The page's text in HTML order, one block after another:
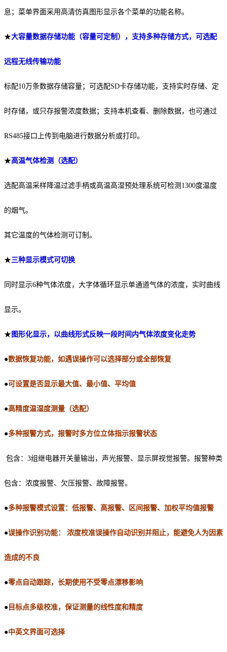
息；菜单界面采用高清仿真图形显示各个菜单的功能名称。
★大容量数据存储功能（容量可定制），支持多种存储方式，可选配
远程无线传输功能
标配10万条数据存储容量；可选配SD卡存储功能，支持实时存储、定
时存储，或只存报警浓度数据；支持本机查看、删除数据，也可通过
RS485接口上传到电脑进行数据分析或打印。
★高温气体检测 （选配）
选配高温采样降温过滤手柄或高温高湿预处理系统可检测 1300度温度
的烟气。
其它温度的气体检测可订制。
★三种显示模式可切换
同时显示6种气体浓度，大字体循环显示单通道气体的浓度，实时曲线
显示。
★图形化显示， 以曲线形式反映一段时间内气体浓度变化走势
●数据恢复功能，如遇误操作可以选择部分或全部恢复
●可设置是否显示最大值、最小值、平均值
●高精度温湿度测量（选配）
●多种报警方式，报警时多方位立体指示报警状态
包含： 3组继电器开关量输出 ， 声光报警、 显示屏视觉报警。报警种类
包含：浓度报警、欠压报警、故障报警。
●多种报警模式设置：低报警、 高报警、区间报警、加权平均值报警
●误操作识别功能： 浓度校准误操作自动识别并阻止，能避免人为因素
造成的不良
●零点自动跟踪，长期使用不受零点漂移影响
● 目标点多级校准，保证测量的线性度和精度
●中英文界面可选择